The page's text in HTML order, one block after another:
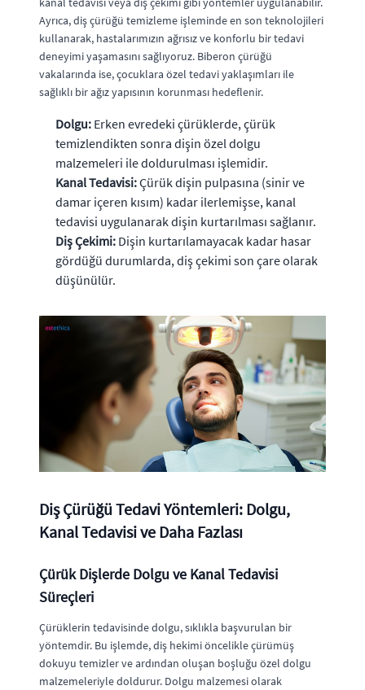
Ayrıca, diş çürüğü temizleme işleminde en son teknolojileri
kullanarak, hastalarımızın ağrısız ve konforlu bir tedavi
deneyimi yaşamasını sağlıyoruz. Biberon çürüğü
vakalarında ise, çocuklara özel tedavi yaklaşımları ile
sağlıklı bir ağız yapısının korunması hedeflenir.
Dolgu: Erken evredeki çürüklerde, çürük
temizlendikten sonra dişin özel dolgu
malzemeleri ile doldurulması işlemidir.
Kanal Tedavisi:Çürük dişin pulpasına (sinir ve
damar içeren kısım) kadar ilerlemişse, kanal
tedavisi uygulanarak dişin kurtarılması sağlanır.
Diş Çekimi: Dişin kurtarılamayacak kadar hasar
gördüğü durumlarda, diş çekimi son çare olarak
düşünülür.
Diş Çürüğü Tedavi Yöntemleri: Dolgu,
Kanal Tedavisi ve Daha Fazlası
Çürük Dişlerde Dolgu ve Kanal Tedavisi
Süreçleri
Çürüklerin tedavisinde dolgu, sıklıkla başvurulan bir
yöntemdir. Bu işlemde, diş hekimi öncelikle çürümüş
dokuyu temizler ve ardından oluşan boşluğu özel dolgu
malzemeleriyle doldurur. Dolgu malzemesi olarak